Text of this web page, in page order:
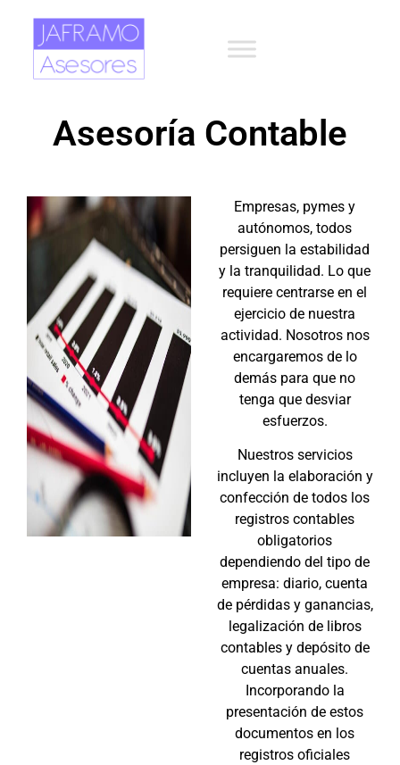
Asesoría Contable
Empresas, pymes y
autónomos, todos
persiguen la estabilidad
y la tranquilidad. Lo que
requiere centrarse en el
ejercicio de nuestra
actividad. Nosotros nos
encargaremos de lo
demás para que no
tenga que desviar
esfuerzos.
Nuestros servicios
incluyen la elaboración y
confección de todos los
registros contables
obligatorios
dependiendo del tipo de
empresa: diario, cuenta
de pérdidas y ganancias,
legalización de libros
contables y depósito de
cuentas anuales.
Incorporando la
presentación de estos
documentos en los
registros oficiales